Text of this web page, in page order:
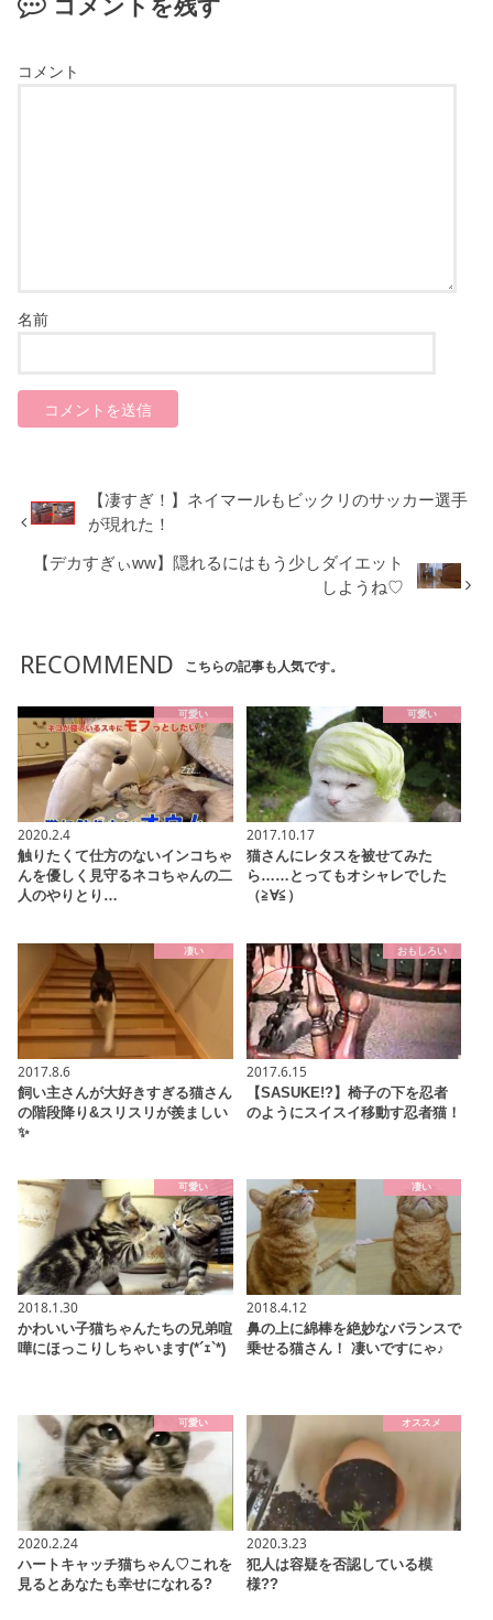
コメントを残す
コメント
名前
【凄すぎ！】ネイマールもビックリのサッカー選手
が現れた！
【デカすぎぃww】隠れるにはもう少しダイエット
しようね♡
RECOMMEND こちらの記事も人気です。
可愛い
2020.2.4
触りたくて仕方のないインコちゃ
んを優しく見守るネコちゃんの二
人のやりとり…
可愛い
2017.10.17
猫さんにレタスを被せてみた
ら……とってもオシャレでした
（≧∀≦）
凄い
2017.8.6
飼い主さんが大好きすぎる猫さん
の階段降り&スリスリが羨ましい
✨
おもしろい
2017.6.15
【SASUKE!?】椅子の下を忍者
のようにスイスイ移動す忍者猫！
可愛い
2018.1.30
かわいい子猫ちゃんたちの兄弟喧
嘩にほっこりしちゃいます(*´ｪ`*)
凄い
2018.4.12
鼻の上に綿棒を絶妙なバランスで
乗せる猫さん！ 凄いですにゃ♪
可愛い
2020.2.24
ハートキャッチ猫ちゃん♡これを
見るとあなたも幸せになれる?
オススメ
2020.3.23
犯人は容疑を否認している模
様??